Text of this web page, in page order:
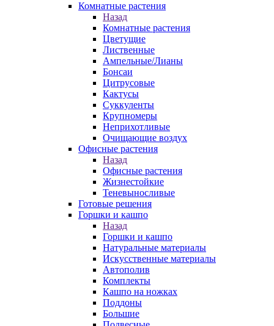
Комнатные растения
Назад
Комнатные растения
Цветущие
Лиственные
Ампельные/Лианы
Бонсаи
Цитрусовые
Кактусы
Суккуленты
Крупномеры
Неприхотливые
Очищающие воздух
Офисные растения
Назад
Офисные растения
Жизнестойкие
Теневыносливые
Готовые решения
Горшки и кашпо
Назад
Горшки и кашпо
Натуральные материалы
Искусственные материалы
Автополив
Комплекты
Кашпо на ножках
Поддоны
Большие